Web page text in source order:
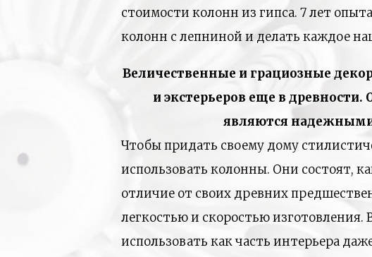
стоимости колонн из гипса. 7 лет
колонн с лепниной и делать каждое
Величественные и грациозные
и экстерьеров еще в
являются
Чтобы придать своему дому
использовать колонны. Они состоят,
отличие от своих древних
легкостью и скоростью
использовать как часть интерьера